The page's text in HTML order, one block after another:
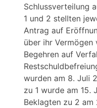
Schlussverteilung
1 und 2 stellten
Antrag auf
über ihr
Begehren auf
wurden am 8. Juli
zu 1 wurde am 15.
Beklagten zu 2